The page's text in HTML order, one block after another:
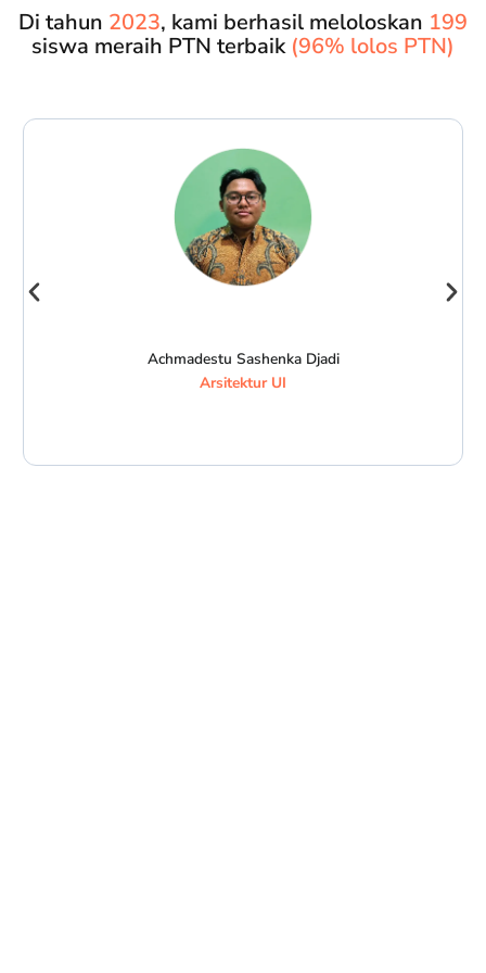
Di tahun 2023, kami berhasil meloloskan 199
siswa meraih PTN terbaik (96% lolos PTN)
Achmadestu Sashenka Djadi
Arsitektur UI